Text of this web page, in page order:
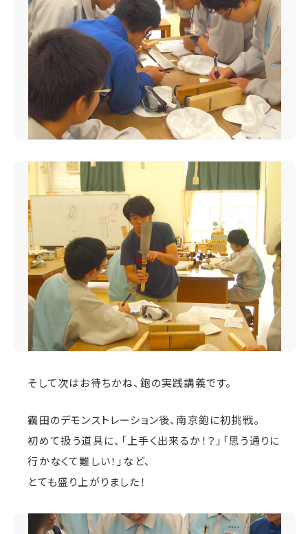
そして次はお待ちかね、鉋の実践講義です。
靍田のデモンストレーション後、南京鉋に初挑戦。
初めて扱う道具に、「上手く出来るか！？」「思う通りに
行かなくて難しい！」など、
とても盛り上がりました！